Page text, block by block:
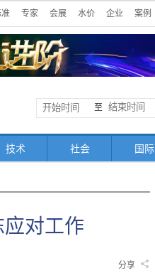
专家 会展 水价 企业 案例
至
技术 社会 国际
应对工作
分享